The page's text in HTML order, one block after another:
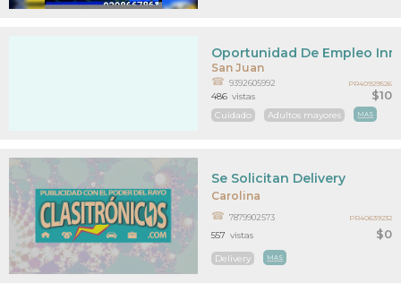
San Juan
$10
Oportunidad De Empleo
9392605992
Cuidado Adultos mayores MAS
486 vistas
PR40929526
Carolina
$0
Se Solicitan Delivery
7879902573
Delivery MAS
557 vistas
PR40639232